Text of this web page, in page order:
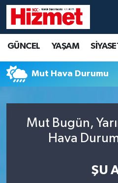
GÜNCEL YAŞAM
Mut Hava Durumu
Mut Bugün,
Hava
ŞU
YAŞAM
SİYASET
EKONOMİ
Denizli Hava Durumu
Denizli Trafik Yoğunluk
Tüm Manşetler